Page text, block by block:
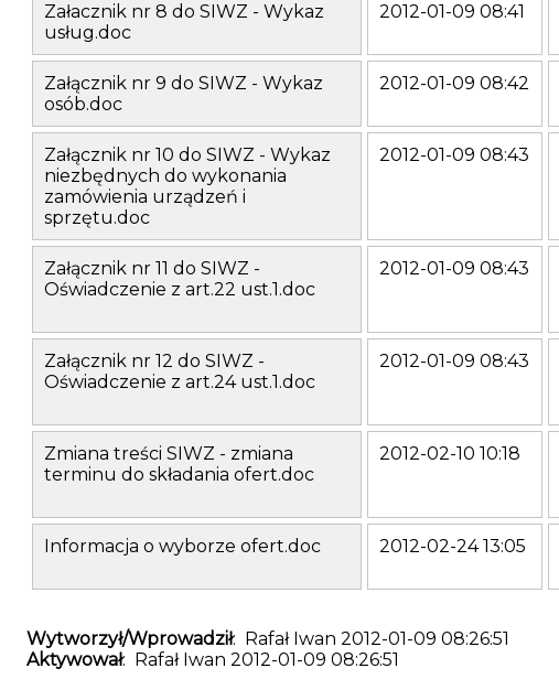
Załacznik nr 8 do SIWZ - Wykaz
usług.doc
2012-01-09 08:41
Załącznik nr 9 do SIWZ - Wykaz
osób.doc
2012-01-09 08:42
Załącznik nr 10 do SIWZ - Wykaz
niezbędnych do wykonania
zamówienia urządzeń i
sprzętu.doc
2012-01-09 08:43
Załącznik nr 11 do SIWZ -
Oświadczenie z art.22 ust.1.doc
2012-01-09 08:43
Załącznik nr 12 do SIWZ -
Oświadczenie z art.24 ust.1.doc
2012-01-09 08:43
Zmiana treści SIWZ - zmiana
terminu do składania ofert.doc
2012-02-10 10:18
Informacja o wyborze ofert.doc 2012-02-24 13:05
Wytworzył/Wprowadził: Rafał Iwan 2012-01-09 08:26:51
Aktywował: Rafał Iwan 2012-01-09 08:26:51
Samodzielny Publiczny Zakład Opieki Zdrowotnej
e-mail: szpital@wszzkielce.pl
tel. (041) 36-71-301
fax. (041) 34-50-623
adres e-Doręczeń: AE:PL-61904-70660-UWVRH-14